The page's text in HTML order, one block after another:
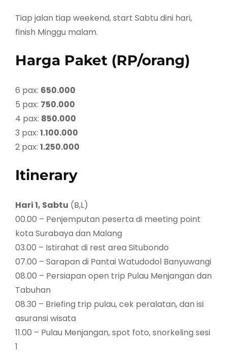
Tiap jalan tiap weekend, start Sabtu dini hari,
finish Minggu malam.
Harga Paket (RP/orang)
6 pax: 650.000
5 pax: 750.000
4 pax: 850.000
3 pax: 1.100.000
2 pax: 1.250.000
Itinerary
Hari 1, Sabtu (B,L)
00.00 – Penjemputan peserta di meeting point
kota Surabaya dan Malang
03.00 – Istirahat di rest area Situbondo
07.00 – Sarapan di Pantai Watudodol Banyuwangi
08.00 – Persiapan open trip Pulau Menjangan dan
Tabuhan
08.30 – Briefing trip pulau, cek peralatan, dan isi
asuransi wisata
11.00 – Pulau Menjangan, spot foto, snorkeling sesi
1